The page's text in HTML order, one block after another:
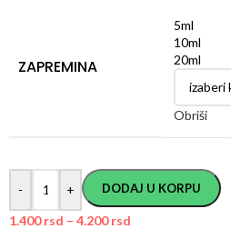
ZAPREMINA
5ml
10ml
20ml
Obriši
- + DODAJ U KORPU
1.400rsd – 4.200rsd